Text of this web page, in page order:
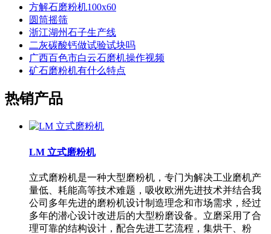
方解石磨粉机100x60
圆筒摇筛
浙江湖州石子生产线
二灰碳酸钙做试验试块吗
广西百色市白云石磨机操作视频
矿石磨粉机有什么特点
热销产品
LM 立式磨粉机
立式磨粉机是一种大型磨粉机，专门为解决工业磨机产
量低、耗能高等技术难题，吸收欧洲先进技术并结合我
公司多年先进的磨粉机设计制造理念和市场需求，经过
多年的潜心设计改进后的大型粉磨设备。立磨采用了合
理可靠的结构设计，配合先进工艺流程，集烘干、粉